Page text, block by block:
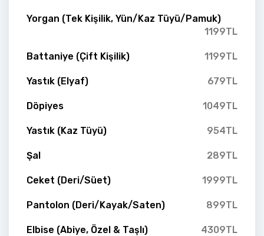
Yorgan (Tek Kişilik, Yün/Kaz Tüyü/Pamuk)
1199TL
Battaniye (Çift Kişilik) 1199TL
Yastık (Elyaf) 679TL
Döpiyes 1049TL
Yastık (Kaz Tüyü) 954TL
Şal 289TL
Ceket (Deri/Süet) 1999TL
Pantolon (Deri/Kayak/Saten) 899TL
Elbise (Abiye, Özel & Taşlı) 4309TL